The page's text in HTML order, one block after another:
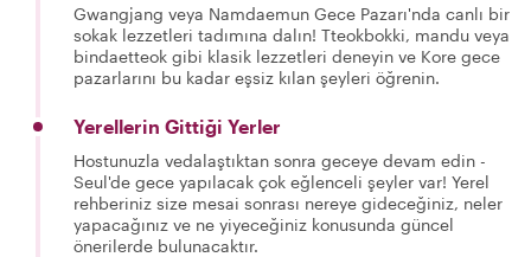
Gwangjang veya Namdaemun Gece Pazarı'nda canlı bir
sokak lezzetleri tadımına dalın! Tteokbokki, mandu veya
bindaetteok gibi klasik lezzetleri deneyin ve Kore gece
pazarlarını bu kadar eşsiz kılan şeyleri öğrenin.
Yerellerin Gittiği Yerler
Hostunuzla vedalaştıktan sonra geceye devam edin -
Seul'de gece yapılacak çok eğlenceli şeyler var! Yerel
rehberiniz size mesai sonrası nereye gideceğiniz, neler
yapacağınız ve ne yiyeceğiniz konusunda güncel
önerilerde bulunacaktır.